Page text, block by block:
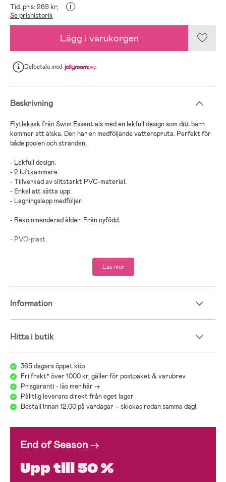
Tid. pris: 269 kr;
i
Se prishistorik
Lägg i varukorgen
Delbetalamed
Beskrivning
Flytleksak från Swim Essentials med en lekfull design som ditt barn
kommer att älska. Den har en medföljande vattenspruta. Perfekt för
både poolen och stranden.
- Lekfull design.
- 2 luftkammare.
- Tillverkad av slitstarkt PVC-material.
- Enkel att sätta upp.
- Lagningslapp medföljer.
- Rekommenderad ålder: Från nyfödd.
- PVC-plast.
Läs mer
Information
Hitta i butik
365 dagars öppet köp
Fri frakt* över 1000 kr, gäller för postpaket & varubrev
Prisgaranti - läs mer här ->
Pålitlig leverans direkt från eget lager
Beställ innan 12:00 på vardagar – skickas redan samma dag!
End of Season→
Upp till 50 %